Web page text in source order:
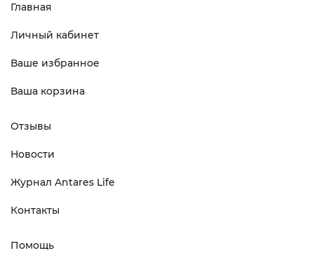
Главная
Личный кабинет
Ваше избранное
Ваша корзина
Отзывы
Новости
Журнал Antares Life
Контакты
Помощь